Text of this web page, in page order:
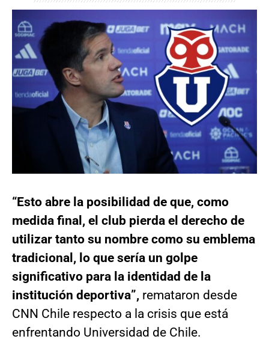
“Esto abre la posibilidad de que, como
medida final, el club pierda el derecho de
utilizar tanto su nombre como su emblema
tradicional, lo que sería un golpe
significativo para la identidad de la
institución deportiva”, remataron desde
CNN Chile respecto a la crisis que está
enfrentando Universidad de Chile.